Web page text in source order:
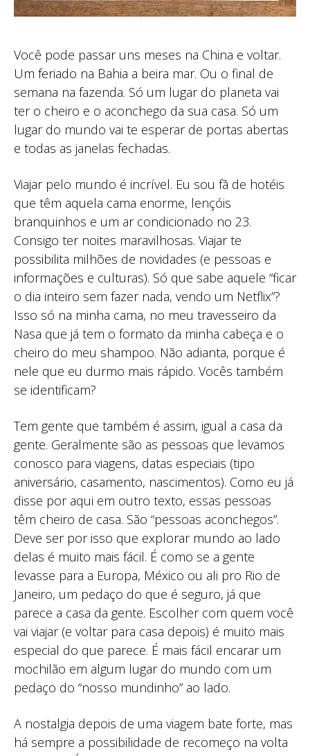
Você pode passar uns meses na China e voltar.
Um feriado na Bahia a beira mar. Ou o final de
semana na fazenda. Só um lugar do planeta vai
ter o cheiro e o aconchego da sua casa. Só um
lugar do mundo vai te esperar de portas abertas
e todas as janelas fechadas.
Viajar pelo mundo é incrível. Eu sou fã de hotéis
que têm aquela cama enorme, lençóis
branquinhos e um ar condicionado no 23.
Consigo ter noites maravilhosas. Viajar te
possibilita milhões de novidades (e pessoas e
informações e culturas). Só que sabe aquele “ficar
o dia inteiro sem fazer nada, vendo um Netflix”?
Isso só na minha cama, no meu travesseiro da
Nasa que já tem o formato da minha cabeça e o
cheiro do meu shampoo. Não adianta, porque é
nele que eu durmo mais rápido. Vocês também
se identificam?
Tem gente que também é assim, igual a casa da
gente. Geralmente são as pessoas que levamos
conosco para viagens, datas especiais (tipo
aniversário, casamento, nascimentos). Como eu já
disse por aqui em outro texto, essas pessoas
têm cheiro de casa. São “pessoas aconchegos”.
Deve ser por isso que explorar mundo ao lado
delas é muito mais fácil. É como se a gente
levasse para a Europa, México ou ali pro Rio de
Janeiro, um pedaço do que é seguro, já que
parece a casa da gente. Escolher com quem você
vai viajar (e voltar para casa depois) é muito mais
especial do que parece. É mais fácil encarar um
mochilão em algum lugar do mundo com um
pedaço do “nosso mundinho” ao lado.
A nostalgia depois de uma viagem bate forte, mas
há sempre a possibilidade de recomeço na volta